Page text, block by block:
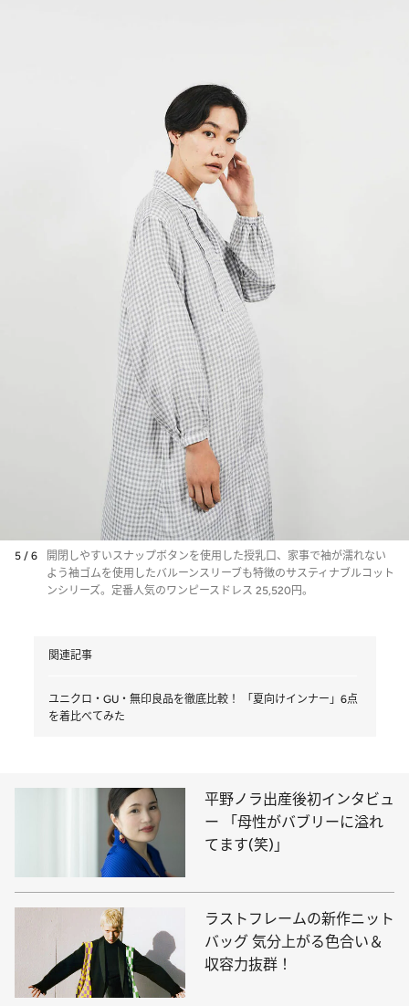
5 / 6
開閉しやすいスナップボタンを使用した授乳口、家事で袖が濡れない
よう袖ゴムを使用したバルーンスリーブも特徴のサスティナブルコット
ンシリーズ。定番人気のワンピースドレス 25,520円。
関連記事
ユニクロ・GU・無印良品を徹底比較！ 「夏向けインナー」6点
を着比べてみた
平野ノラ出産後初インタビュ
ー 「母性がバブリーに溢れ
てます(笑)」
ラストフレームの新作ニット
バッグ 気分上がる色合い＆
収容力抜群！